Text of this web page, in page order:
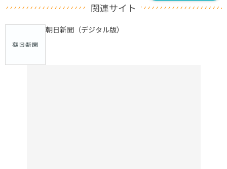
関連サイト
朝日新聞（デジタル版）